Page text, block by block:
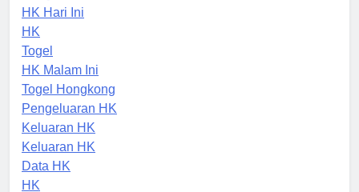
Pengeluaran HK
HK Hari Ini
HK
Togel
HK Malam Ini
Togel Hongkong
Pengeluaran HK
Keluaran HK
Keluaran HK
Data HK